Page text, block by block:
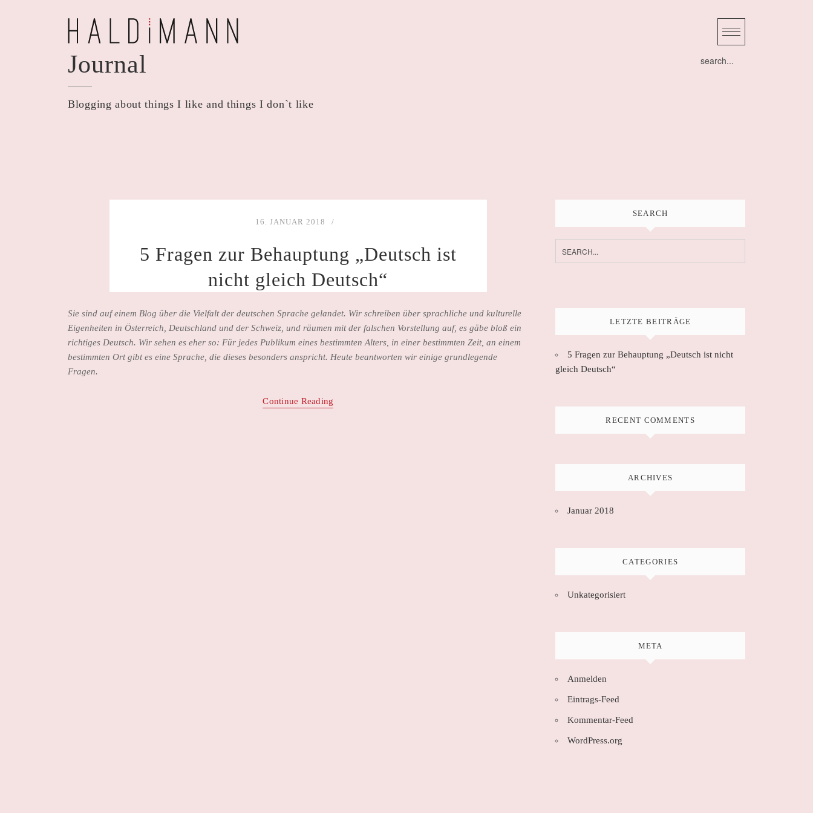
Journal
Blogging about things I like and things I don`t like
16. JANUAR 2018
5 Fragen zur Behauptung „Deutsch ist
nicht gleich Deutsch“
Sie sind auf einem Blog über die Vielfalt der deutschen Sprache gelandet. Wir schreiben über sprachliche und kulturelle
Eigenheiten in Österreich, Deutschland und der Schweiz, und räumen mit der falschen Vorstellung auf, es gäbe bloß ein
richtiges Deutsch. Wir sehen es eher so: Für jedes Publikum eines bestimmten Alters, in einer bestimmten Zeit, an einem
bestimmten Ort gibt es eine Sprache, die dieses besonders anspricht. Heute beantworten wir einige grundlegende
Fragen.
Continue Reading
SEARCH
LETZTE BEITRÄGE
5 Fragen zur Behauptung „Deutsch ist nicht
gleich Deutsch“
RECENT COMMENTS
ARCHIVES
Januar 2018
CATEGORIES
Unkategorisiert
META
Anmelden
Eintrags-Feed
Kommentar-Feed
WordPress.org